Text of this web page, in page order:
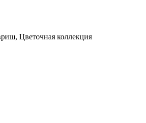
Цветочная коллекция